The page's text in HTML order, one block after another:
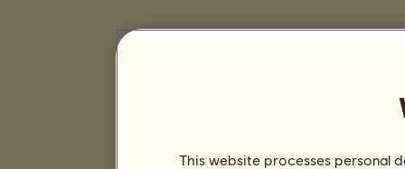
This website processes personal